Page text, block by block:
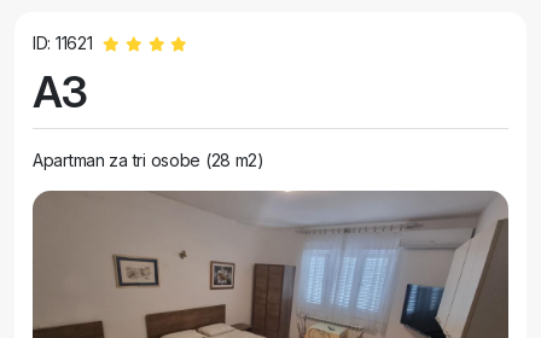
ID: 11621
A3
Apartman za tri osobe (28 m2)